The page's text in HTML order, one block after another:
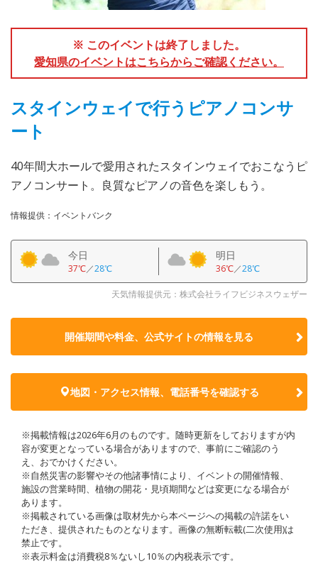
※ このイベントは終了しました。
愛知県のイベントはこちらからご確認ください。
スタインウェイで行うピアノコンサ
ート
40年間大ホールで愛用されたスタインウェイでおこなうピ
アノコンサート。良質なピアノの音色を楽しもう。
情報提供：イベントバンク
今日
37℃／28℃
明日
36℃／28℃
天気情報提供元：株式会社ライフビジネスウェザー
開催期間や料金、公式サイトの情報を見る
地図・アクセス情報、電話番号を確認する
※掲載情報は2026年6月のものです。随時更新をしておりますが内
容が変更となっている場合がありますので、事前にご確認のう
え、おでかけください。
※自然災害の影響やその他諸事情により、イベントの開催情報、
施設の営業時間、植物の開花・見頃期間などは変更になる場合が
あります。
※掲載されている画像は取材先から本ページへの掲載の許諾をい
ただき、提供されたものとなります。画像の無断転載(二次使用)は
禁止です。
※表示料金は消費税8％ないし10％の内税表示です。